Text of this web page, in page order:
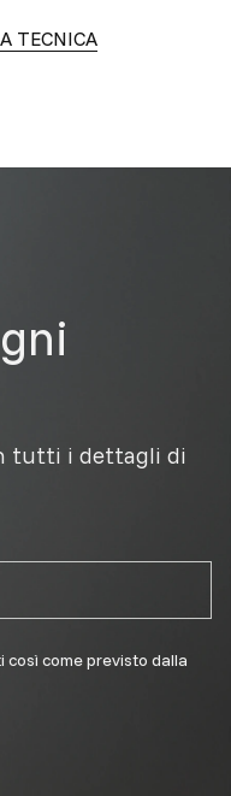
TECNICA
tutti i dettagli di
come previsto dalla